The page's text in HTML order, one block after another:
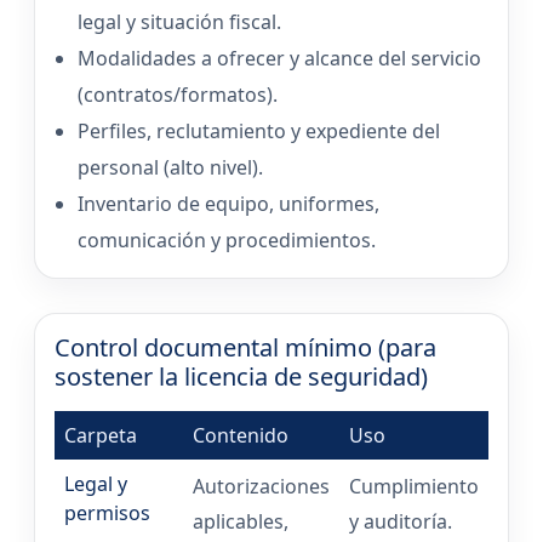
legal y situación fiscal.
Modalidades a ofrecer y alcance del servicio
(contratos/formatos).
Perfiles, reclutamiento y expediente del
personal (alto nivel).
Inventario de equipo, uniformes,
comunicación y procedimientos.
Control documental mínimo (para
sostener la licencia de seguridad)
Carpeta Contenido
Uso
Legal y
permisos
Autorizaciones
aplicables,
Cumplimiento
y auditoría.